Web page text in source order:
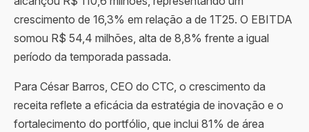
crescimento de 16,3% em relação a de 1T25. O EBITDA
somou R$ 54,4 milhões, alta de 8,8% frente a igual
período da temporada passada.
Para César Barros, CEO do CTC, o crescimento da
receita reflete a eficácia da estratégia de inovação e o
fortalecimento do portfólio, que inclui 81% de área